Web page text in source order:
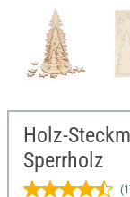
Holz-
Sperrholz